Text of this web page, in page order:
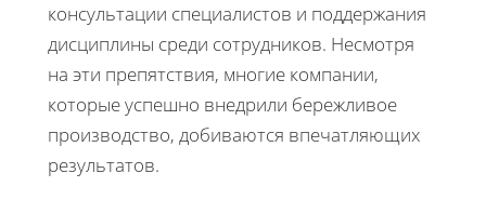
консультации специалистов и поддержания
дисциплины среди сотрудников. Несмотря
на эти препятствия, многие компании,
которые успешно внедрили бережливое
производство, добиваются впечатляющих
результатов.